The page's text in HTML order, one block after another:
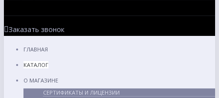
Заказать звонок
ГЛАВНАЯ
КАТАЛОГ
О МАГАЗИНЕ
СЕРТИФИКАТЫ И ЛИЦЕНЗИИ